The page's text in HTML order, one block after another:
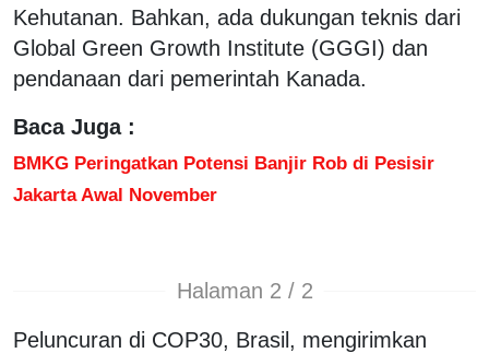
Kehutanan. Bahkan, ada dukungan teknis dari
Global Green Growth Institute (GGGI) dan
pendanaan dari pemerintah Kanada.
Baca Juga :
BMKG Peringatkan Potensi Banjir Rob di Pesisir
Jakarta Awal November
Halaman 2 / 2
Peluncuran di COP30, Brasil, mengirimkan